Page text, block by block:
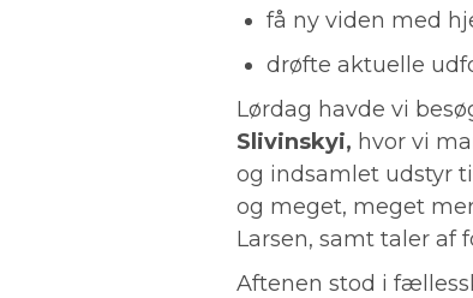
få ny viden med
drøfte aktuelle
Lørdag havde vi
Slivinskyi, hvor vi
og indsamlet udstyr
og meget, meget
Larsen, samt taler af
Aftenen stod i